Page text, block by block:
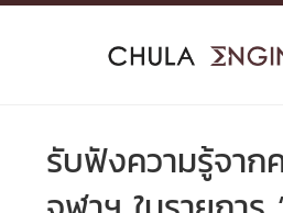
Skip
รับฟังความรู้จาก